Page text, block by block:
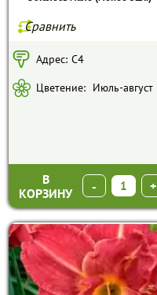
Сравнить
Адрес: С4
Цветение: Июль-август
В
КОРЗИНУ
- +